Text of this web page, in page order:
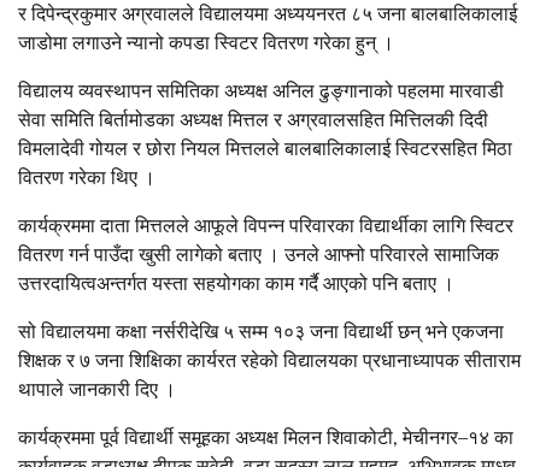
र दिपेन्द्रकुमार अग्रवालले विद्यालयमा अध्ययनरत ८५ जना बालबालिकालाई
जाडोमा लगाउने न्यानो कपडा स्विटर वितरण गरेका हुन् ।
विद्यालय व्यवस्थापन समितिका अध्यक्ष अनिल ढुङ्गानाको पहलमा मारवाडी
सेवा समिति बिर्तामोडका अध्यक्ष मित्तल र अग्रवालसहित मित्तिलकी दिदी
विमलादेवी गोयल र छोरा नियल मित्तलले बालबालिकालाई स्विटरसहित मिठा
वितरण गरेका थिए ।
कार्यक्रममा दाता मित्तलले आफूले विपन्न परिवारका विद्यार्थीका लागि स्विटर
वितरण गर्न पाउँदा खुसी लागेको बताए । उनले आफ्नो परिवारले सामाजिक
उत्तरदायित्वअन्तर्गत यस्ता सहयोगका काम गर्दै आएको पनि बताए ।
सो विद्यालयमा कक्षा नर्सरीदेखि ५ सम्म १०३ जना विद्यार्थी छन् भने एकजना
शिक्षक र ७ जना शिक्षिका कार्यरत रहेको विद्यालयका प्रधानाध्यापक सीताराम
थापाले जानकारी दिए ।
कार्यक्रममा पूर्व विद्यार्थी समूहका अध्यक्ष मिलन शिवाकोटी, मेचीनगर–१४ का